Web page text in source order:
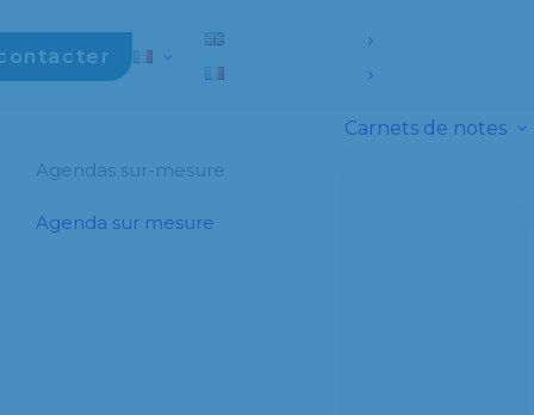
Agendas sur-mesure
Agenda sur mesure
Carnets de notes